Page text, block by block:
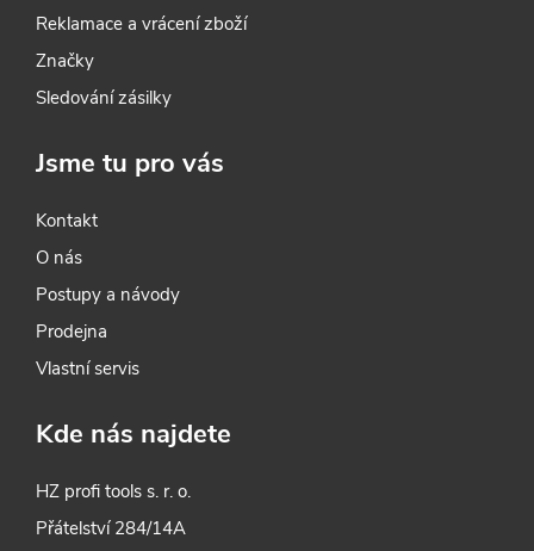
Reklamace a vrácení zboží
Značky
Sledování zásilky
Jsme tu pro vás
Kontakt
O nás
Postupy a návody
Prodejna
Vlastní servis
Kde nás najdete
HZ profi tools s. r. o.
Přátelství 284/14A